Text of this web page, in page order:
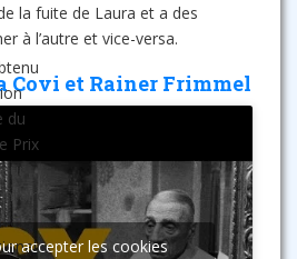
la fuite de Laura et a des
à l’autre et vice-versa.
Covi et Rainer Frimmel
du
Prix
accepter les cookies